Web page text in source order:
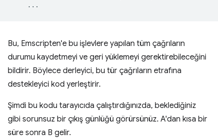
Bu, Emscripten'e bu işlevlere yapılan tüm çağrıların
durumu kaydetmeyi ve geri yüklemeyi gerektirebileceğini
bildirir. Böylece derleyici, bu tür çağrıların etrafına
destekleyici kod yerleştirir.
Şimdi bu kodu tarayıcıda çalıştırdığınızda, beklediğiniz
gibi sorunsuz bir çıkış günlüğü görürsünüz. A'dan kısa bir
süre sonra B gelir.